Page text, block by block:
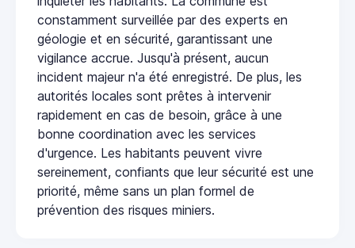
constamment surveillée par des experts en
géologie et en sécurité, garantissant une
vigilance accrue. Jusqu'à présent, aucun
incident majeur n'a été enregistré. De plus, les
autorités locales sont prêtes à intervenir
rapidement en cas de besoin, grâce à une
bonne coordination avec les services
d'urgence. Les habitants peuvent vivre
sereinement, confiants que leur sécurité est une
priorité, même sans un plan formel de
prévention des risques miniers.